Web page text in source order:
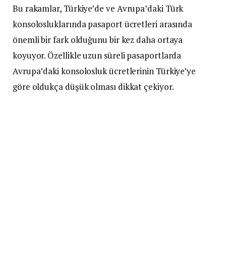
Bu rakamlar, Türkiye’de ve Avrupa’daki Türk
konsolosluklarında pasaport ücretleri arasında
önemli bir fark olduğunu bir kez daha ortaya
koyuyor. Özellikle uzun süreli pasaportlarda
Avrupa’daki konsolosluk ücretlerinin Türkiye’ye
göre oldukça düşük olması dikkat çekiyor.